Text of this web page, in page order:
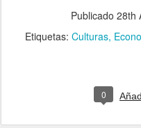
Publicado 28th
Etiquetas: Culturas
0